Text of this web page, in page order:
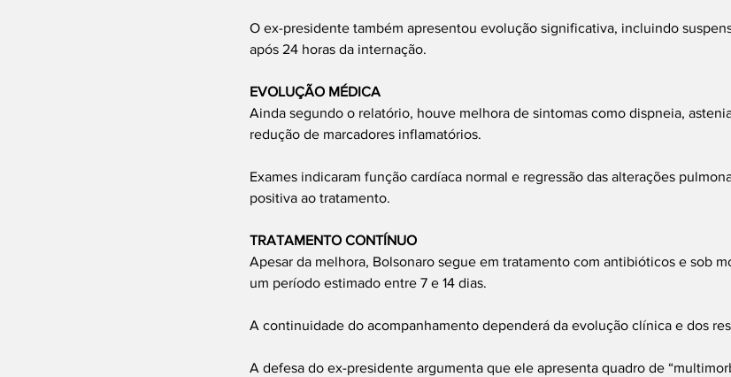
O ex-presidente também apresentou evolução significativa, incluindo
após 24 horas da internação.
EVOLUÇÃO MÉDICA
Ainda segundo o relatório, houve melhora de sintomas como dispneia,
redução de marcadores inflamatórios.
Exames indicaram função cardíaca normal e regressão das alterações
positiva ao tratamento.
TRATAMENTO CONTÍNUO
Apesar da melhora, Bolsonaro segue em tratamento com antibióticos e sob
um período estimado entre 7 e 14 dias.
A continuidade do acompanhamento dependerá da evolução clínica e dos
A defesa do ex-presidente argumenta que ele apresenta quadro de